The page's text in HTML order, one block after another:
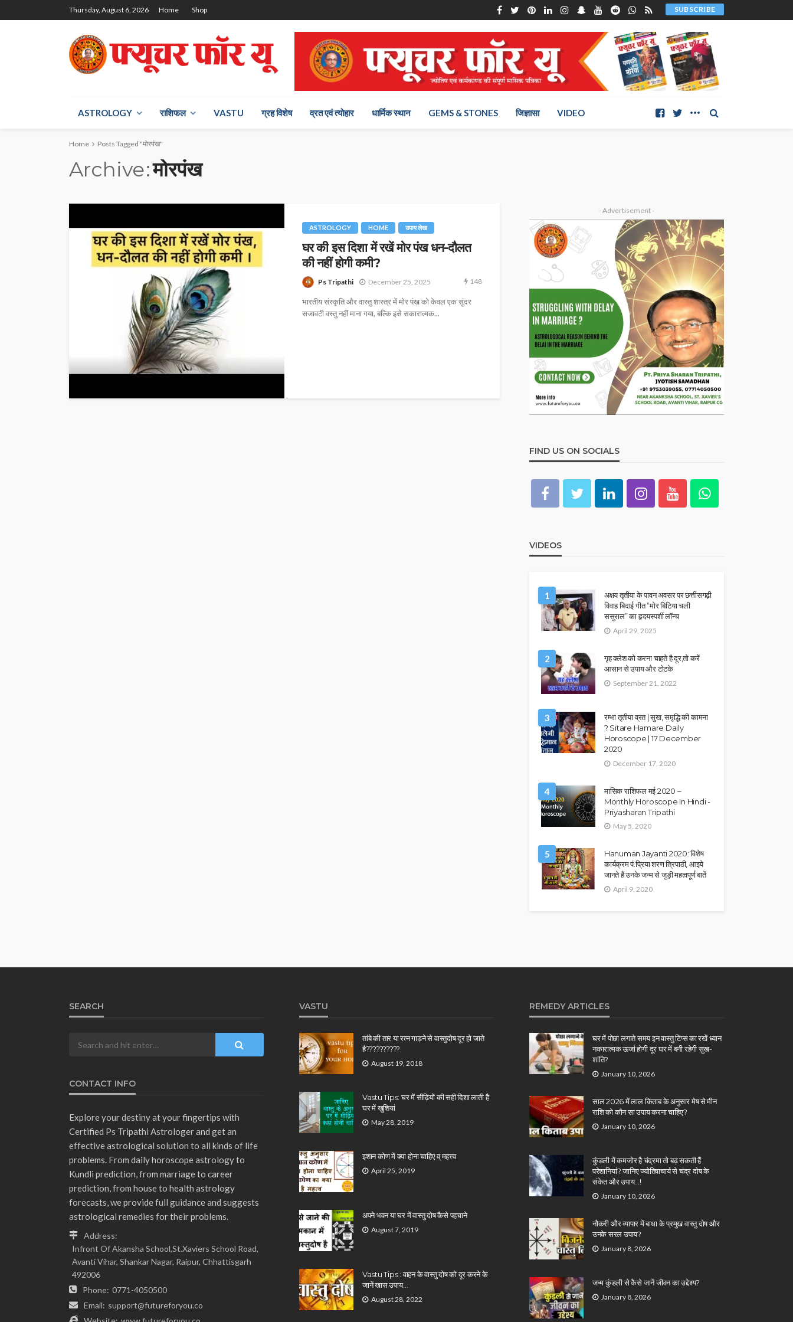
Thursday, August 6, 2026 Home Shop SUBSCRIBE
ASTROLOGY राश‍िफल VASTU ग्रह विशेष व्रत एवं त्योहार धार्मिक स्थान GEMS & STONES जिज्ञासा VIDEO
Home Posts Tagged "मोरपंख"
Archive मोरपंख
ASTROLOGY HOME उपाय लेख
घर की इस दिशा में रखें मोर पंख धन-दौलत
की नहीं होगी कमी?
Ps Tripathi December 25, 2025 148
भारतीय संस्कृति और वास्तु शास्त्र में मोर पंख को केवल एक सुंदर
सजावटी वस्तु नहीं माना गया, बल्कि इसे सकारात्मक...
- Advertisement -
FIND US ON SOCIALS
VIDEOS
1
अक्षय तृतीया के पावन अवसर पर छत्तीसगढ़ी
विवाह बिदाई गीत “मोर बिटिया चली
ससुराल” का हृदयस्पर्शी लॉन्च
April 29, 2025
2
गृह क्लेश को करना चाहते है दूर,तो करें
आसान से उपाय और टोटके
September 21, 2022
3
रम्भा तृतीया व्रत | सुख, समृद्धि की कामना
? Sitare Hamare Daily
Horoscope | 17 December
2020
December 17, 2020
4
मासिक राशिफल मई 2020 –
Monthly Horoscope In Hindi -
Priyasharan Tripathi
May 5, 2020
5
Hanuman Jayanti 2020: विशेष
कार्यक्रम पं.प्रिया शरण त्रिपाठी, आइये
जानते हैं उनके जन्म से जुड़ी महत्वपूर्ण बातें
April 9, 2020
SEARCH
CONTACT INFO
Explore your destiny at your fingertips with
Certified Ps Tripathi Astrologer and get an
effective astrological solution to all kinds of life
problems. From daily horoscope astrology to
Kundli prediction, from marriage to career
prediction, from house to health astrology
forecasts, we provide full guidance and suggests
astrological remedies for their problems.
Address:
Infront Of Akansha School,St.Xaviers School Road,
Avanti Vihar, Shankar Nagar, Raipur, Chhattisgarh
492006
Phone: 0771-4050500
Email: support@futureforyou.co
VASTU
तांबे की तार या रत्न गाड़ने से वास्तुदोष दूर हो जाते
है??????????
August 19, 2018
Vastu Tips: घर में सीढ़ियों की सही दिशा लाती है
घर में खुशियां
May 28, 2019
इशान कोण में क्या होना चाहिए व् महत्त्व
April 25, 2019
अपने भवन या घर में वास्तु दोष कैसे पहचाने
August 7, 2019
Vastu Tips : वाहन के वास्तु दोष को दूर करने के
जानें खास उपाय…
August 28, 2022
REMEDY ARTICLES
घर में पोछा लगाते समय इन वास्तु टिप्स का रखें ध्यान
नकारात्मक ऊर्जा होगी दूर घर में बनी रहेगी सुख-
शांति?
January 10, 2026
साल 2026 में लाल किताब के अनुसार मेष से मीन
राशि को कौन सा उपाय करना चाहिए?
January 10, 2026
कुंडली में कमजोर है चंद्रमा तो बढ़ सकती हैं
परेशानियां? जानिए ज्योतिषाचार्य से चंद्र दोष के
संकेत और उपाय…!
January 10, 2026
नौकरी और व्यापार में बाधा के प्रमुख वास्तु दोष और
उनके सरल उपाय?
January 8, 2026
जन्म कुंडली से कैसे जानें जीवन का उद्देश्य?
January 8, 2026